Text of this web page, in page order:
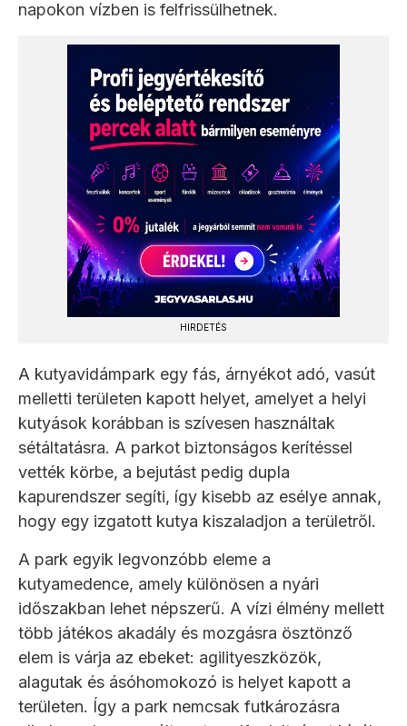
napokon vízben is felfrissülhetnek.
HIRDETÉS
A kutyavidámpark egy fás, árnyékot adó, vasút
melletti területen kapott helyet, amelyet a helyi
kutyások korábban is szívesen használtak
sétáltatásra. A parkot biztonságos kerítéssel
vették körbe, a bejutást pedig dupla
kapurendszer segíti, így kisebb az esélye annak,
hogy egy izgatott kutya kiszaladjon a területről.
A park egyik legvonzóbb eleme a
kutyamedence, amely különösen a nyári
időszakban lehet népszerű. A vízi élmény mellett
több játékos akadály és mozgásra ösztönző
elem is várja az ebeket: agilityeszközök,
alagutak és ásóhomokozó is helyet kapott a
területen. Így a park nemcsak futkározásra